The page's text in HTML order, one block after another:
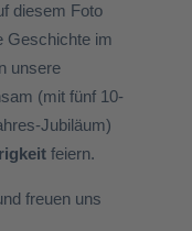
diesem Foto
Geschichte im
unsere
(mit fünf 10-
Jubiläum)
feiern.
freuen uns